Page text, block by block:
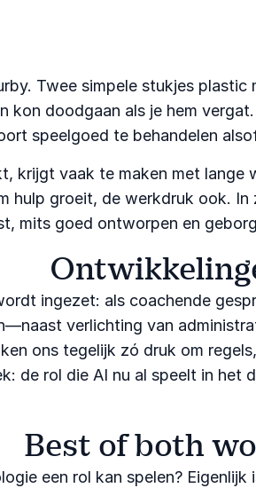
Twee simpele stukjes
doodgaan als je hem
speelgoed te behandelen
krijgt vaak te maken met
hulp groeit, de werkdruk ook.
mits goed ontworpen en
ingezet: als coachende
verlichting van
ons tegelijk zó druk om
de rol die AI nu al speelt in het
Best of both
een rol kan spelen?